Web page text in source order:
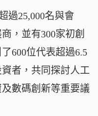
過25,000名與會
，並有300家初創
600位代表超過6.5
者，共同探討人工
數碼創新等重要議